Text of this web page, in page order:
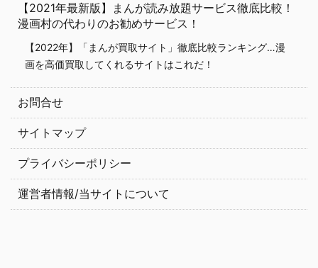
【2021年最新版】まんが読み放題サービス徹底比較！
漫画村の代わりのお勧めサービス！
【2022年】「まんが買取サイト」徹底比較ランキング…漫
画を高価買取してくれるサイトはこれだ！
お問合せ
サイトマップ
プライバシーポリシー
運営者情報/当サイトについて